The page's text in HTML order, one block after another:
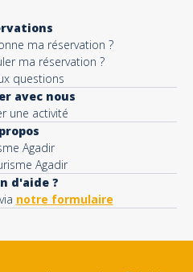
ma réservation ?
ma réservation ?
questions
avec nous
une activité
Agadir
Agadir
d'aide ?
notre formulaire